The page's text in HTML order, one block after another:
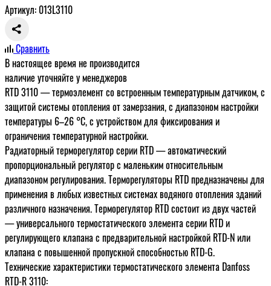
Артикул: 013L3110
Сравнить
В настоящее время не производится
наличие уточняйте у менеджеров
RTD 3110 — термоэлемент со встроенным температурным датчиком, с
защитой системы отопления от замерзания, с диапазоном настройки
температуры 6–26 °С, с устройством для фиксирования и
ограничения температурной настройки.
Радиаторный терморегулятор серии RTD — автоматический
пропорциональный регулятор с маленьким относительным
диапазоном регулирования. Терморегуляторы RTD предназначены для
применения в любых известных системах водяного отопления зданий
различного назначения. Терморегулятор RTD состоит из двух частей
— универсального термостатического элемента серии RTD и
регулирующего клапана с предварительной настройкой RTD-N или
клапана с повышенной пропускной способностью RTD-G.
Технические характеристики термостатического элемента Danfoss
RTD-R 3110: